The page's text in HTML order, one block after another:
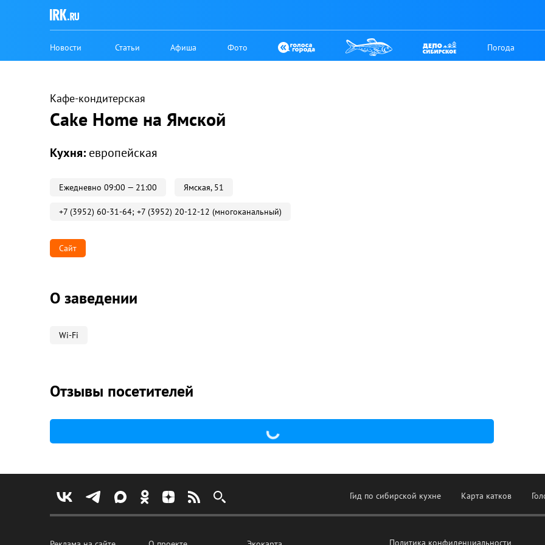
Новости Статьи Афиша Фото Погода
Кафе-кондитерская
Cake Home на Ямской
Кухня: европейская
Ежедневно 09:00 — 21:00 Ямская, 51
+7 (3952) 60-31-64; +7 (3952) 20-12-12 (многоканальный)
Сайт
О заведении
Wi-Fi
Отзывы посетителей
Гид по сибирской кухне Карта катков
Политика конфиденциальности